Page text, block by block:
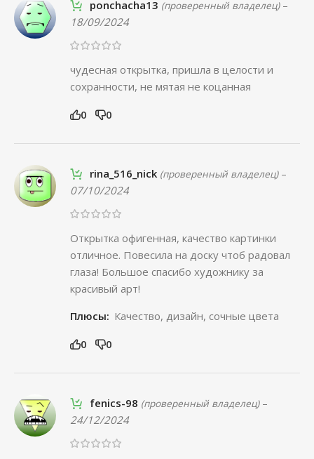
ponchacha13 (проверенный владелец) –
18/09/2024
чудесная открытка, пришла в целости и
сохранности, не мятая не коцанная
0 0
rina_516_nick (проверенный владелец) –
07/10/2024
Открытка офигенная, качество картинки
отличное. Повесила на доску чтоб радовал
глаза! Большое спасибо художнику за
красивый арт!
Плюсы: Качество, дизайн, сочные цвета
0 0
fenics-98 (проверенный владелец) –
24/12/2024